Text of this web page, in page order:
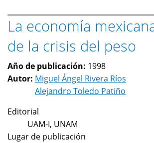
el
estudio
de
crisis
posdevaluatoria
La economía
de la crisis del peso
Año de publicación: 1998
Autor: Miguel Ángel Rivera Ríos
Alejandro Toledo Patiño
Editorial
UAM-I, UNAM
Lugar de publicación